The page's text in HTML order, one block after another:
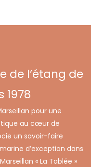
de l’étang de
1978
pour une
au cœur de
un savoir-faire
d’exception dans
« La Tablée »